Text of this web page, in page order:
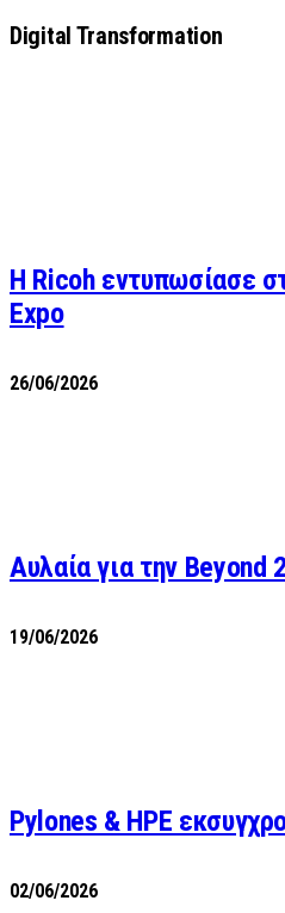
Digital Transformation
Η Ricoh εντυπωσίασε
Expo
26/06/2026
Αυλαία για την Beyond
19/06/2026
Pylones & HPE
02/06/2026